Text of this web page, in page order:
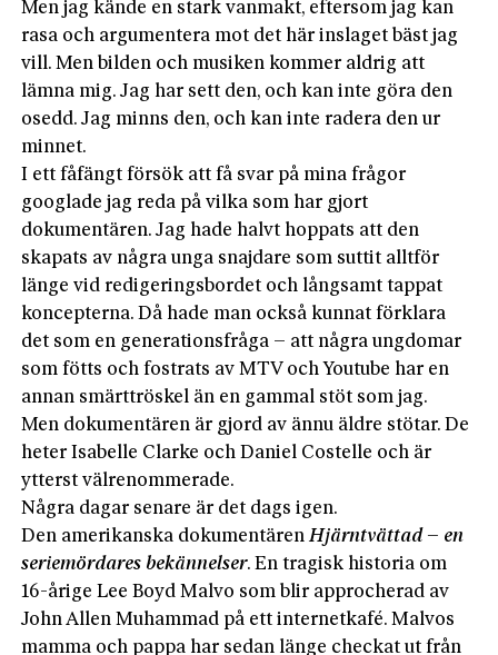
Men jag kände en stark vanmakt, eftersom jag kan
rasa och argumentera mot det här inslaget bäst jag
vill. Men bilden och musiken kommer aldrig att
lämna mig. Jag har sett den, och kan inte göra den
osedd. Jag minns den, och kan inte radera den ur
minnet.
I ett fåfängt försök att få svar på mina frågor
googlade jag reda på vilka som har gjort
dokumentären. Jag hade halvt hoppats att den
skapats av några unga snajdare som suttit alltför
länge vid redigeringsbordet och långsamt tappat
koncepterna. Då hade man också kunnat förklara
det som en generationsfråga – att några ungdomar
som fötts och fostrats av MTV och Youtube har en
annan smärttröskel än en gammal stöt som jag.
Men dokumentären är gjord av ännu äldre stötar. De
heter Isabelle Clarke och Daniel Costelle och är
ytterst välrenommerade.
Några dagar senare är det dags igen.
Den amerikanska dokumentärenHjärntvättad – en
seriemördares bekännelser. En tragisk historia om
16-årige Lee Boyd Malvo som blir approcherad av
John Allen Muhammad på ett internetkafé. Malvos
mamma och pappa har sedan länge checkat ut från